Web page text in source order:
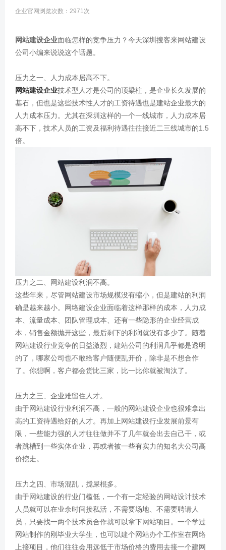
企业官网浏览次数：2971次
网站建设企业面临怎样的竞争压力？今天深圳搜客来网站建设
公司小编来说说这个话题。
压力之一、人力成本居高不下。
网站建设企业技术型人才是公司的顶梁柱，是企业长久发展的
基石，但也是这些技术性人才的工资待遇也是建站企业最大的
人力成本压力。尤其在深圳这样的一个一线城市，人力成本居
高不下，技术人员的工资及福利待遇往往接近二三线城市的1.5
倍。
压力之二、网站建设利润不高。
这些年来，尽管网站建设市场规模没有缩小，但是建站的利润
确是越来越小。网络建设企业面临着这样那样的成本，人力成
本、流量成本、团队管理成本、还有一些隐形的企业经营成
本，销售金额抛开这些，最后剩下的利润就没有多少了。随着
网站建设行业竞争的日益激烈，建站公司的利润几乎都是透明
的了，哪家公司也不敢给客户随便乱开价，除非是不想合作
了。你想啊，客户都会货比三家，比一比你就被淘汰了。
压力之三、企业难留住人才。
由于网站建设行业利润不高，一般的网站建设企业也很难拿出
高的工资待遇给好的人才。再加上网站建设行业发展前景有
限，一些能力强的人才往往做并不了几年就会出去自己干，或
者跳槽到一些实体企业，再或者被一些有实力的知名大公司高
价挖走。
压力之四、市场混乱，搅屎棍多。
由于网站建设的行业门槛低，一个有一定经验的网站设计技术
人员就可以在业余时间接私活，不需要场地、不需要聘请人
员，只要找一两个技术员合作就可以拿下网站项目。一个学过
网站制作的刚毕业大学生，也可以建个网站办个工作室在网络
上接项目，他们往往会用远低于市场价格的费用去接一个建网